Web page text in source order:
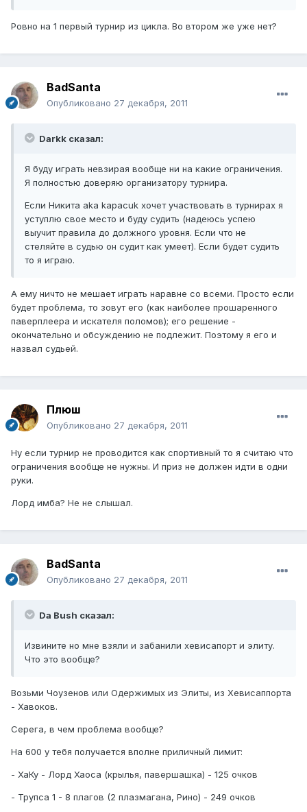
Ровно на 1 первый турнир из цикла. Во втором же уже нет?
BadSanta
Опубликовано 27 декабря, 2011
Darkk сказал:
Я буду играть невзирая вообще ни на какие ограничения.
Я полностью доверяю организатору турнира.
Если Никита aka kapacuk хочет участвовать в турнирах я
уступлю свое место и буду судить (надеюсь успею
выучит правила до должного уровня. Если что не
стеляйте в судью он судит как умеет). Если будет судить
то я играю.
А ему ничто не мешает играть наравне со всеми. Просто если
будет проблема, то зовут его (как наиболее прошаренного
паверплеера и искателя поломов); его решение -
окончательно и обсуждению не подлежит. Поэтому я его и
назвал судьей.
Плюш
Опубликовано 27 декабря, 2011
Ну если турнир не проводится как спортивный то я считаю что
ограничения вообще не нужны. И приз не должен идти в одни
руки.
Лорд имба? Не не слышал.
BadSanta
Опубликовано 27 декабря, 2011
Da Bush сказал:
Извините но мне взяли и забанили хевисапорт и элиту.
Что это вообще?
Возьми Чоузенов или Одержимых из Элиты, из Хевисаппорта
- Хавоков.
Серега, в чем проблема вообще?
На 600 у тебя получается вполне приличный лимит:
- ХаКу - Лорд Хаоса (крылья, павершашка) - 125 очков
- Трупса 1 - 8 плагов (2 плазмагана, Рино) - 249 очков